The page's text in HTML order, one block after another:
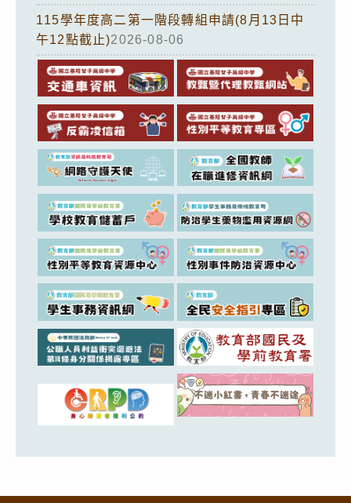
115學年度高二第一階段轉組申請(8月13日中
午12點截止)2026-08-06